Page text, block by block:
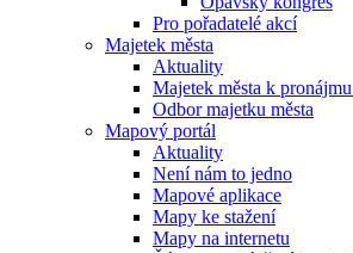
Pro pořadatelé akcí
Majetek města
Aktuality
Majetek města k
Odbor majetku města
Mapový portál
Aktuality
Není nám to jedno
Mapové aplikace
Mapy ke stažení
Mapy na internetu